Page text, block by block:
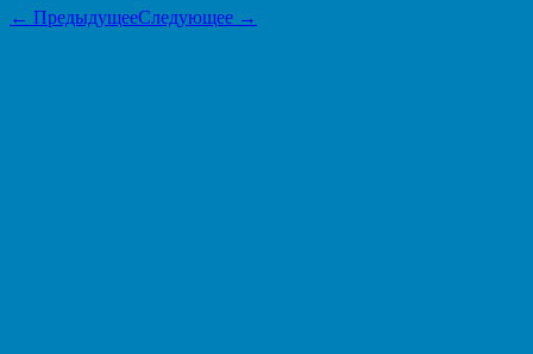
← ПредыдущееСледующее →